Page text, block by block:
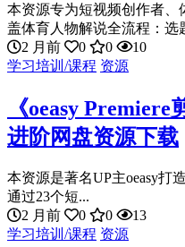
本资源专为短视频创作者、
盖体育人物解说全流程：选
2 月前
0 0
10
学习培训/课程 资源
《oeasy
进阶网盘资源下载
本资源是著名UP主oeasy打
通过23个短...
2 月前
0 0
13
学习培训/课程 资源